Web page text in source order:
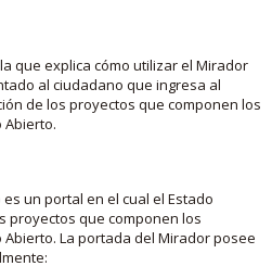
que explica cómo utilizar el Mirador
al ciudadano que ingresa al
de los proyectos que componen los
un portal en el cual el Estado
proyectos que componen los
La portada del Mirador posee